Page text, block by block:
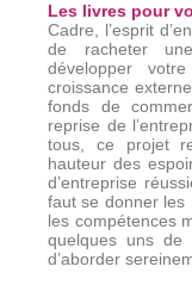
Les livres pour
Cadre, l’esprit
de racheter
développer
croissance
fonds de
reprise de
tous, ce projet
hauteur des
d’entreprise
faut se donner les
les compétences
quelques uns de
d’aborder